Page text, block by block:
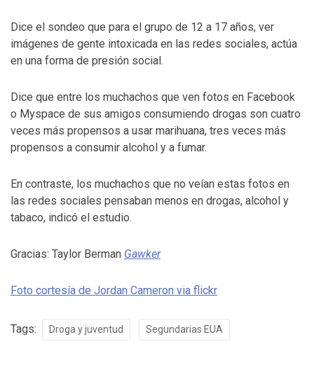
Dice el sondeo que para el grupo de 12 a 17 años, ver
imágenes de gente intoxicada en las redes sociales, actúa
en una forma de presión social.
Dice que entre los muchachos que ven fotos en Facebook
o Myspace de sus amigos consumiendo drogas son cuatro
veces más propensos a usar marihuana, tres veces más
propensos a consumir alcohol y a fumar.
En contraste, los muchachos que no veían estas fotos en
las redes sociales pensaban menos en drogas, alcohol y
tabaco, indicó el estudio.
Gracias: Taylor Berman Gawker
Foto cortesía de Jordan Cameron via flickr
Tags: Droga y juventud Segundarias EUA